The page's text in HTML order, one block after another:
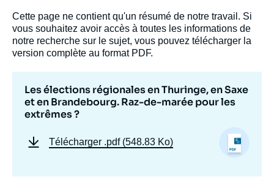
Cette page ne contient qu'un résumé de notre travail. Si
vous souhaitez avoir accès à toutes les informations de
notre recherche sur le sujet, vous pouvez télécharger la
version complète au format PDF.
Les élections régionales en Thuringe, en Saxe
et en Brandebourg. Raz-de-marée pour les
extrêmes ?
Télécharger .pdf (548.83 Ko)